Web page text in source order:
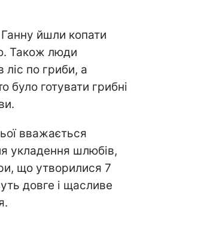
йшли копати
Також люди
ліс по гриби, а
було готувати грибні
вважається
укладення шлюбів,
що утворилися 7
довге і щасливе